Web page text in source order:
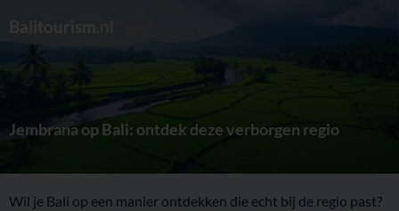
Balitourism
Jembrana op Bali: ontdek deze verborgen regio
Wil je Bali op een manier ontdekken die echt bij de regio past?